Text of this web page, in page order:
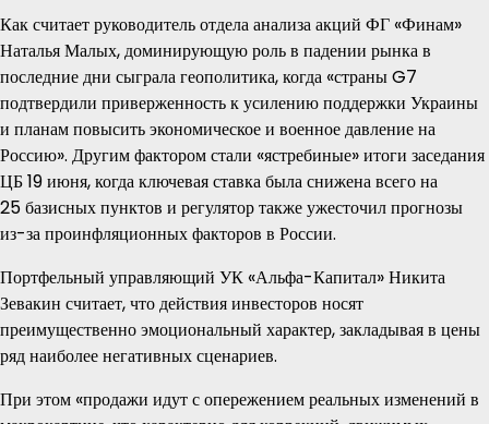
Как считает руководитель отдела анализа акций ФГ «Финам»
Наталья Малых, доминирующую роль в падении рынка в
последние дни сыграла геополитика, когда «страны G7
подтвердили приверженность к усилению поддержки Украины
и планам повысить экономическое и военное давление на
Россию». Другим фактором стали «ястребиные» итоги заседания
ЦБ 19 июня, когда ключевая ставка была снижена всего на
25 базисных пунктов и регулятор также ужесточил прогнозы
из-за проинфляционных факторов в России.
Портфельный управляющий УК «Альфа-Капитал» Никита
Зевакин считает, что действия инвесторов носят
преимущественно эмоциональный характер, закладывая в цены
ряд наиболее негативных сценариев.
При этом «продажи идут с опережением реальных изменений в